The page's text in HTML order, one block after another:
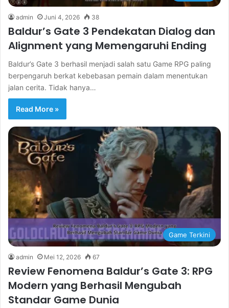
admin Juni 4, 2026 38
Baldur’s Gate 3 Pendekatan Dialog dan
Alignment yang Memengaruhi Ending
Baldur’s Gate 3 berhasil menjadi salah satu Game RPG paling
berpengaruh berkat kebebasan pemain dalam menentukan
jalan cerita. Tidak hanya…
Read More »
Game Terkini
admin Mei 12, 2026 67
Review Fenomena Baldur’s Gate 3: RPG
Modern yang Berhasil Mengubah
Standar Game Dunia